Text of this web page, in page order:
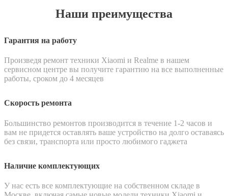
Наши преимущества
Гарантия на работу
Произведя ремонт техники Xiaomi и Realme в нашем
сервисном центре вы получите гарантию на все выполненные
работы, сроком до 4 месяцев
Скорость ремонта
Большинство ремонтов производится в течение 1-2 часов и
вам не придется оставлять ваше устройство на долго оставаясь
без связи, транспорта или просто любимого гаджета
Наличие комплектующих
У нас есть все комплектующие на собственном складе в